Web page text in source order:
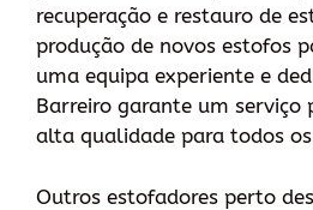
recuperação e restauro de
produção de novos estofos
uma equipa experiente e
Barreiro garante um serviço
alta qualidade para todos
Outros estofadores perto